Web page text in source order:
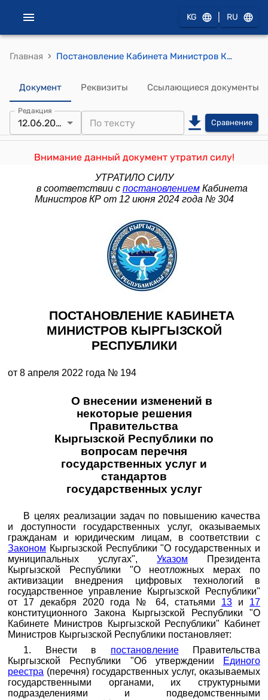
KG RU
Главная › Постановление Кабинета Министров КР от 8 апреля 2022 года № 194 "О внесении изменений в некоторые решения Правительства Кыргызской Республики по вопросам перечня государственных услуг и стандартов государственных услуг"
Документ Реквизиты Ссылающиеся документы
Редакция
12.06.2024 Сравнение
Внимание данный документ утратил силу!